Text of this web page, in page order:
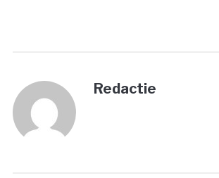
Redactie